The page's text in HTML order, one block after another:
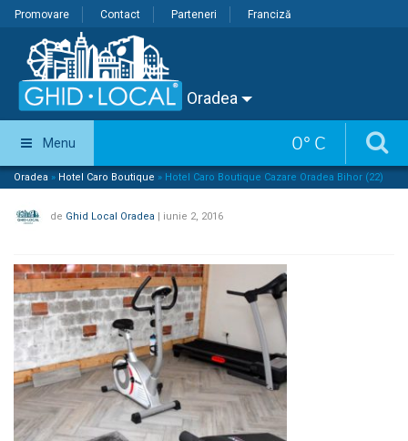
Promovare Contact Parteneri Franciză
Oradea
0° C
Menu
Oradea » Hotel Caro Boutique » Hotel Caro Boutique Cazare Oradea Bihor (22)
de Ghid Local Oradea | iunie 2, 2016